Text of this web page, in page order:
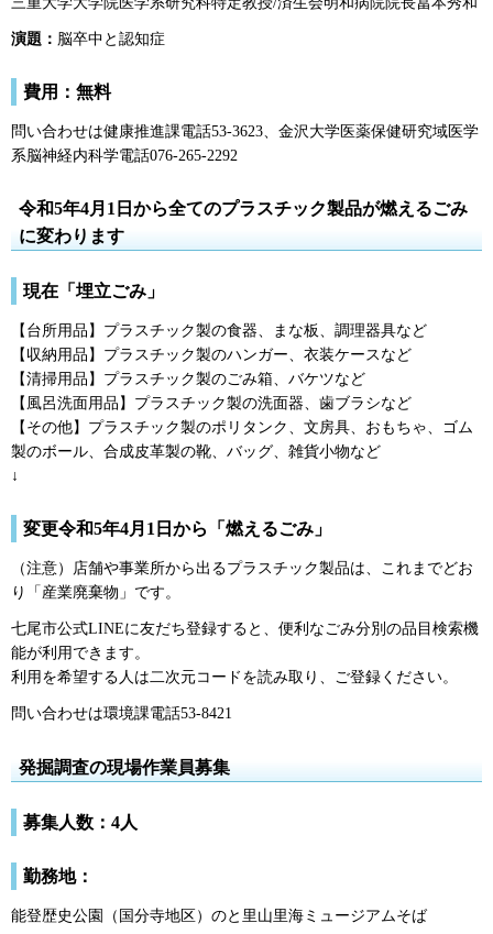
演題： 脳卒中と認知症
費用：無料
問い合わせは健康推進課電話53-3623、金沢大学医薬保健研究域医学
系脳神経内科学電話076-265-2292
令和5年4月1日から全てのプラスチック製品が燃えるごみ
に変わります
現在「埋立ごみ」
【台所用品】プラスチック製の食器、まな板、調理器具など
【収納用品】プラスチック製のハンガー、衣装ケースなど
【清掃用品】プラスチック製のごみ箱、バケツなど
【風呂洗面用品】プラスチック製の洗面器、歯ブラシなど
【その他】プラスチック製のポリタンク、文房具、おもちゃ、ゴム
製のボール、合成皮革製の靴、バッグ、雑貨小物など
↓
変更令和5年4月1日から「燃えるごみ」
（注意）店舗や事業所から出るプラスチック製品は、これまでどお
り「産業廃棄物」です。
七尾市公式LINEに友だち登録すると、便利なごみ分別の品目検索機
能が利用できます。
利用を希望する人は二次元コードを読み取り、ご登録ください。
問い合わせは環境課電話53-8421
発掘調査の現場作業員募集
募集人数：4人
勤務地：
能登歴史公園（国分寺地区）のと里山里海ミュージアムそば